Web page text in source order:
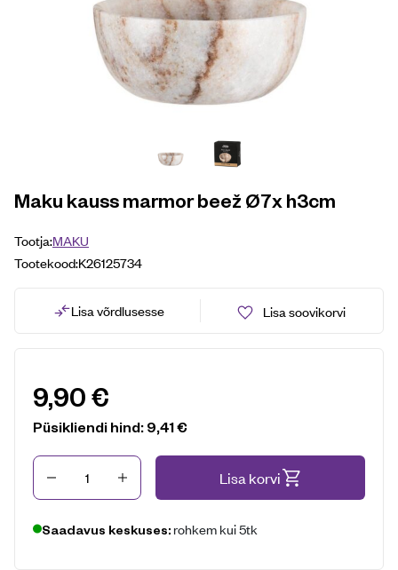
Maku kauss marmor beež Ø7x h3cm
Tootja:MAKU
Tootekood:K26125734
Lisa võrdlusesse Lisa soovikorvi
9,90€
Püsikliendi hind:9,41€
Kogus Lisa korvi
Saadavus keskuses: rohkem kui 5tk